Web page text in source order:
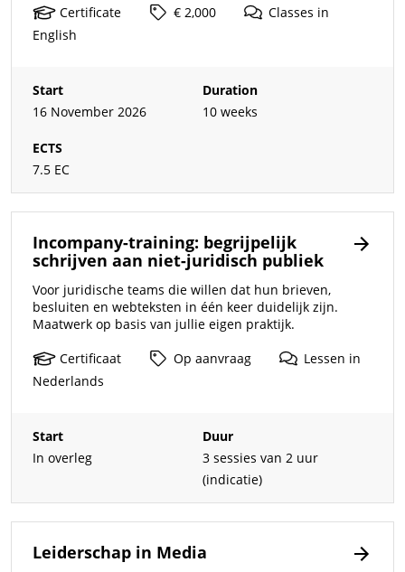
Certificate
€ 2,000 Classes in
English
Start
16 November 2026
Duration
10 weeks
ECTS
7.5 EC
Incompany-training: begrijpelijk
schrijven aan niet-juridisch publiek
Voor juridische teams die willen dat hun brieven,
besluiten en webteksten in één keer duidelijk zijn.
Maatwerk op basis van jullie eigen praktijk.
Certificaat
Op aanvraag Lessen in
Nederlands
Start
In overleg
Duur
3 sessies van 2 uur
(indicatie)
Leiderschap in Media